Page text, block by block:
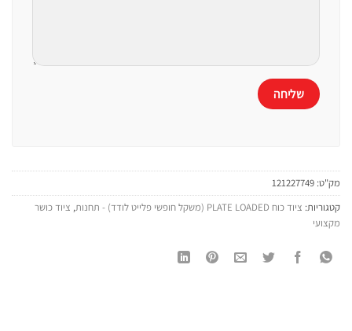
מק"ט: 121227749
קטגוריות: ציוד כוח PLATE LOADED (משקל חופשי פלייט לודד) - תחנות , ציוד כושר
מקצועי